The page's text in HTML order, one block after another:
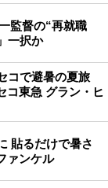
監督の“再就職
一択か
コで避暑の夏旅
コ東急 グラン・ヒ
貼るだけで暑さ
ァンケル